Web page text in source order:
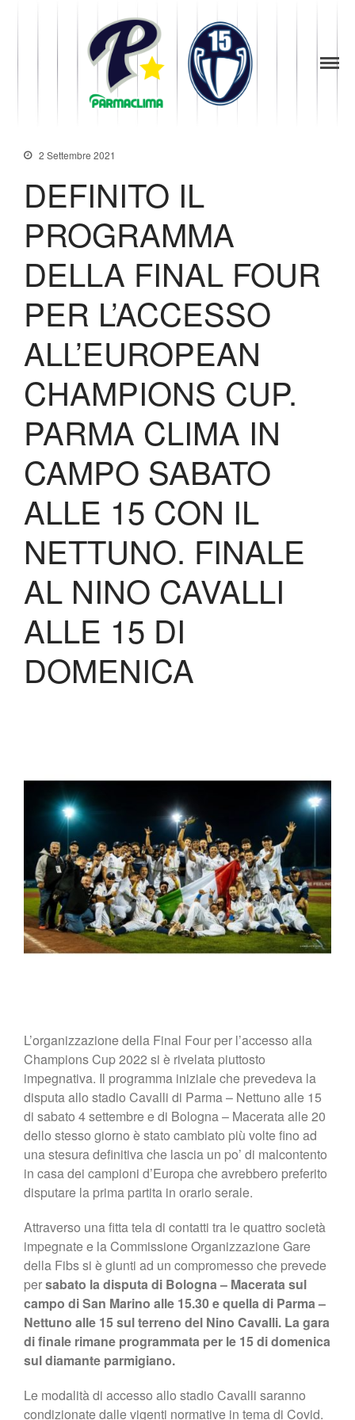
Diventa Socio
Storia
Codice di Condotta
Palmares
Maglie Ritirate
Squadra
Partners
Biglietteria
Lo Stadio
Shop
2 Settembre 2021
DEFINITO IL
PROGRAMMA
DELLA FINAL FOUR
PER L’ACCESSO
ALL’EUROPEAN
CHAMPIONS CUP.
PARMA CLIMA IN
CAMPO SABATO
ALLE 15 CON IL
NETTUNO. FINALE
AL NINO CAVALLI
ALLE 15 DI
DOMENICA
L’organizzazione della Final Four per l’accesso alla
Champions Cup 2022 si è rivelata piuttosto
impegnativa. Il programma iniziale che prevedeva la
disputa allo stadio Cavalli di Parma – Nettuno alle 15
di sabato 4 settembre e di Bologna – Macerata alle 20
dello stesso giorno è stato cambiato più volte fino ad
una stesura definitiva che lascia un po’ di malcontento
in casa dei campioni d’Europa che avrebbero preferito
disputare la prima partita in orario serale.
Attraverso una fitta tela di contatti tra le quattro società
impegnate e la Commissione Organizzazione Gare
della Fibs si è giunti ad un compromesso che prevede
persabato la disputa di Bologna – Macerata sul
campo di San Marino alle 15.30 e quella di Parma –
Nettuno alle 15 sul terreno del Nino Cavalli. La gara
di finale rimane programmata per le 15 di domenica
sul diamante parmigiano.
Le modalità di accesso allo stadio Cavalli saranno
condizionate dalle vigenti normative in tema di Covid.